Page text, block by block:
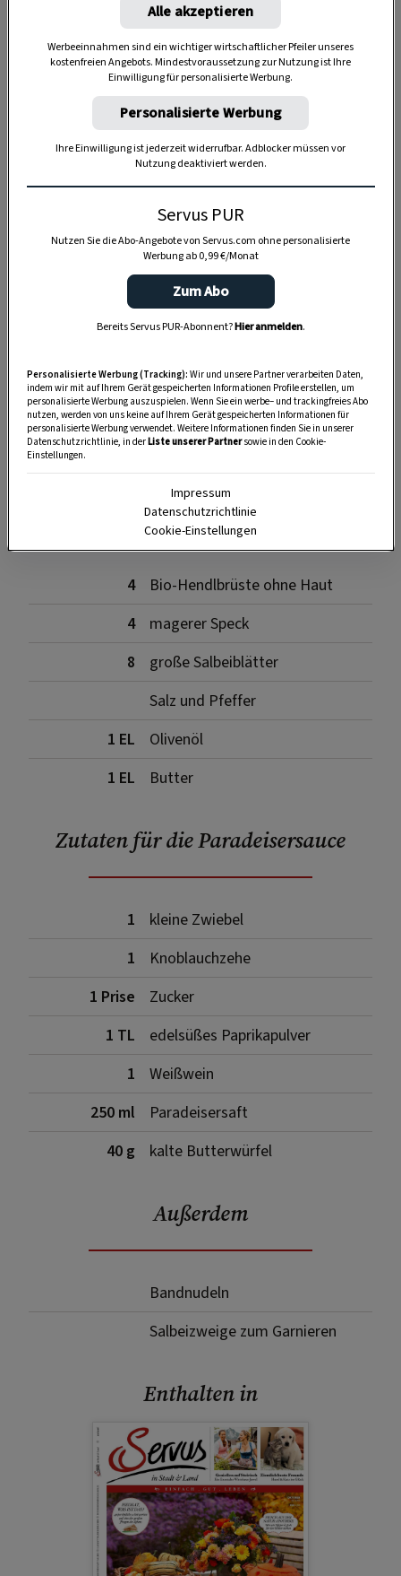
Anzeige
SPEICHERN DRUCKEN
Zutaten
4
Bio-Hendlbrüste ohne Haut
4
magerer Speck
8
große Salbeiblätter
Salz und Pfeffer
1 EL
Olivenöl
1 EL
Butter
Zutaten für die Paradeisersauce
1
kleine Zwiebel
1
Knoblauchzehe
1 Prise
Zucker
1 TL
edelsüßes Paprikapulver
1
Weißwein
250 ml
Paradeisersaft
40 g
kalte Butterwürfel
Außerdem
Bandnudeln
Salbeizweige zum Garnieren
Enthalten in
Alle akzeptieren
Werbeeinnahmen sind ein wichtiger wirtschaftlicher Pfeiler unseres
kostenfreien Angebots. Mindestvoraussetzung zur Nutzung ist Ihre
Einwilligung für personalisierte Werbung.
Personalisierte Werbung
Ihre Einwilligung ist jederzeit widerrufbar. Adblocker müssen vor
Nutzung deaktiviert werden.
Servus PUR
Nutzen Sie die Abo-Angebote von Servus.com ohne personalisierte
Werbung ab 0,99 €/Monat
Zum Abo
Bereits Servus PUR-Abonnent?Hier anmelden.
Personalisierte Werbung (Tracking): Wir und unsere Partner verarbeiten Daten,
indem wir mit auf Ihrem Gerät gespeicherten Informationen Profile erstellen, um
personalisierte Werbung auszuspielen. Wenn Sie ein werbe– und trackingfreies Abo
nutzen, werden von uns keine auf Ihrem Gerät gespeicherten Informationen für
personalisierte Werbung verwendet. Weitere Informationen finden Sie in unserer
Datenschutzrichtlinie, in derListe unserer Partnersowie in den Cookie-
Einstellungen.
Impressum
Datenschutzrichtlinie
Cookie-Einstellungen